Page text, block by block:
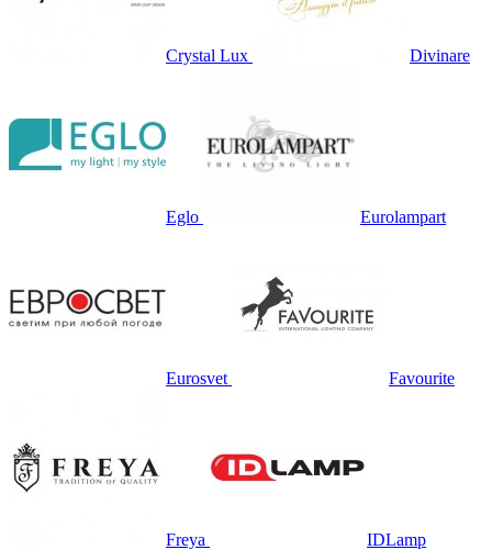
Crystal Lux Divinare
Eglo Eurolampart
Eurosvet Favourite
Freya IDLamp